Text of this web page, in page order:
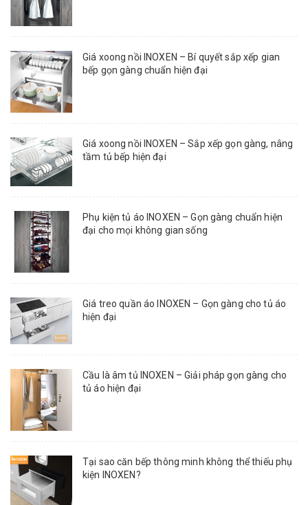
Giá xoong nồi INOXEN – Bí quyết sắp xếp gian
bếp gọn gàng chuẩn hiện đại
Giá xoong nồi INOXEN – Sắp xếp gọn gàng, nâng
tầm tủ bếp hiện đại
Phụ kiện tủ áo INOXEN – Gọn gàng chuẩn hiện
đại cho mọi không gian sống
Giá treo quần áo INOXEN – Gọn gàng cho tủ áo
hiện đại
Cầu là âm tủ INOXEN – Giải pháp gọn gàng cho
tủ áo hiện đại
Tại sao căn bếp thông minh không thể thiếu phụ
kiện INOXEN?